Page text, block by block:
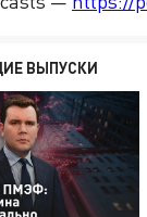
ВЫПУСКИ